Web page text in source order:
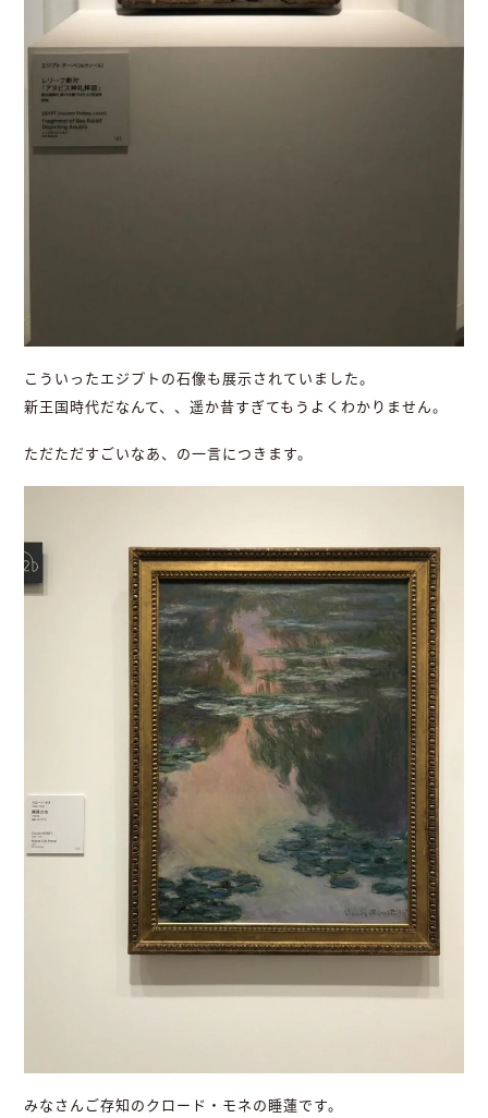
こういったエジプトの石像も展示されていました。
新王国時代だなんて、、遥か昔すぎてもうよくわかりません。
ただただすごいなあ、の一言につきます。
みなさんご存知のクロード・モネの睡蓮です。